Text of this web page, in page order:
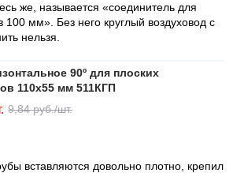
же, называется «соединитель для
100 мм». Без него круглый воздуховод с
нельзя.
90º для плоских
110х55 мм 511КГП
9,84руб./шт.
вставляются довольно плотно, крепил